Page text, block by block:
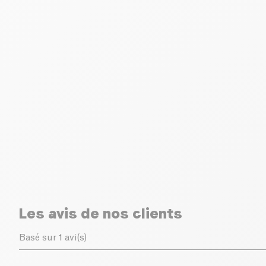
Les avis de nos clients
Basé sur 1 avi(s)